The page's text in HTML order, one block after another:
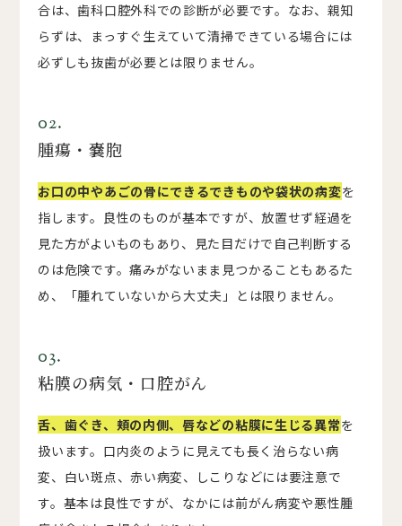
合は、歯科口腔外科での診断が必要です。なお、親知
らずは、まっすぐ生えていて清掃できている場合には
必ずしも抜歯が必要とは限りません。
02.
腫瘍・嚢胞
お口の中やあごの骨にできるできものや袋状の病変を
指します。良性のものが基本ですが、放置せず経過を
見た方がよいものもあり、見た目だけで自己判断する
のは危険です。痛みがないまま見つかることもあるた
め、「腫れていないから大丈夫」とは限りません。
03.
粘膜の病気・口腔がん
舌、歯ぐき、頬の内側、唇などの粘膜に生じる異常を
扱います。口内炎のように見えても長く治らない病
変、白い斑点、赤い病変、しこりなどには要注意で
す。基本は良性ですが、なかには前がん病変や悪性腫